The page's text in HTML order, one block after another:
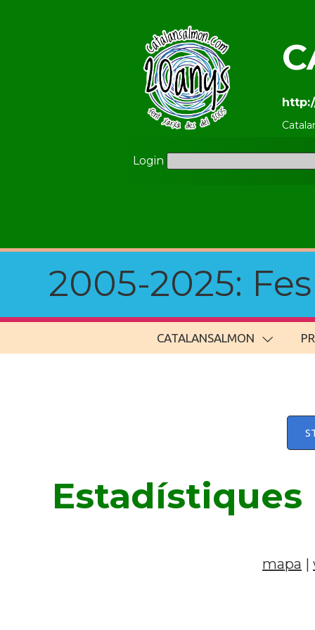
Login
2005-2025:
CATALANSALMON
Estadístiques
mapa |